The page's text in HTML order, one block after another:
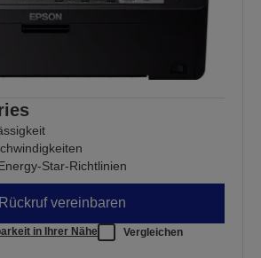
Star-Richtlinien
Rückruf vereinbaren
in Ihrer Nähe Vergleichen